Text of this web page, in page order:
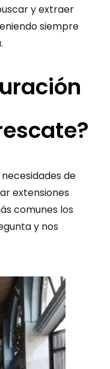
y extraer
siempre
de
extensiones
comunes los
y nos